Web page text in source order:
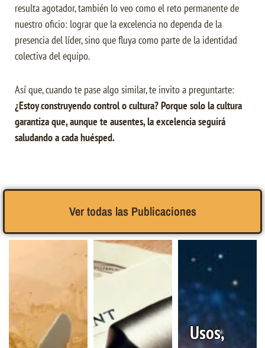
resulta agotador, también lo veo como el reto permanente de
nuestro oficio: lograr que la excelencia no dependa de la
presencia del líder, sino que fluya como parte de la identidad
colectiva del equipo.
Así que, cuando te pase algo similar, te invito a preguntarte:
¿Estoy construyendo control o cultura? Porque solo la cultura
garantiza que, aunque te ausentes, la excelencia seguirá
saludando a cada huésped.
Ver todas las Publicaciones
Usos,